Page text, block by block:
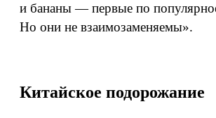
и бананы — первые по
Но они не взаимозаменяемы».
Китайское подорожание